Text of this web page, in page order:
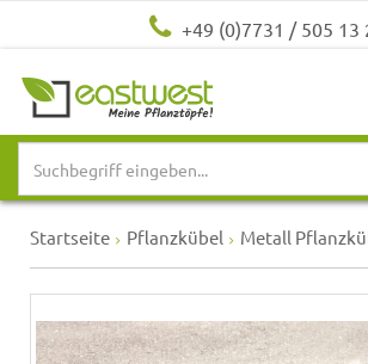
+49 (0)7731 / 505 13
Startseite Pflanzkübel Metall